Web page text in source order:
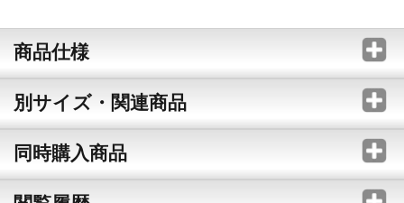
商品仕様
別サイズ・関連商品
同時購入商品